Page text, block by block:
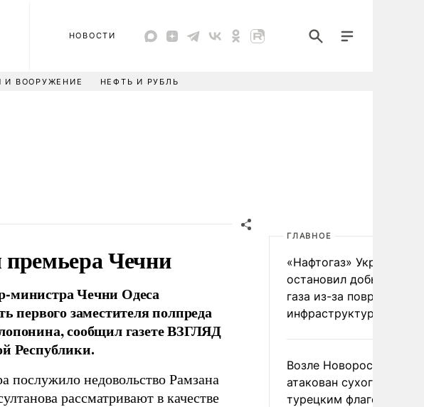
НОВОСТИ
И ВООРУЖЕНИЕ НЕФТЬ И РУБЛЬ
Чечни
министра Чечни Одеса
первого заместителя полпреда
сообщил газете ВЗГЛЯД
Республики.
послужило недовольство Рамзана
рассматривают в качестве
ГЛАВНОЕ
«Нафтогаз» Украины
остановил добычу
газа из-за повреждения
инфраструктуры
Возле Новороссийска
атакован сухогруз под
турецким флагом